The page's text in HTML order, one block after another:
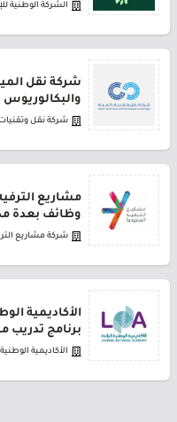
الشركة الوطنية
شركة نقل
شركة نقل وتقنيات
مشاريع
وظائف بعدة
شركة مشاريع
الأكاديمية
برنامج تدريب
الأكاديمية الوطنية